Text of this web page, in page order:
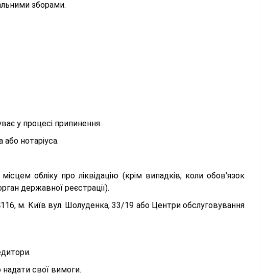
зборами.
у процесі припинення.
нотаріуса.
обліку про ліквідацію (крім випадків, коли обов'язок
державної реєстрації).
м. Київ вул. Шолуденка, 33/19 або Центри обслуговування
свої вимоги.